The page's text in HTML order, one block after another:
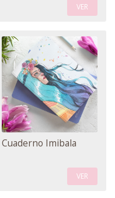
VER
Cuaderno Imibala
VER